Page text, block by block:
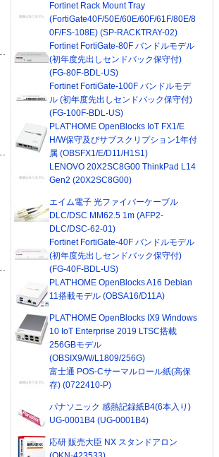
Fortinet Rack Mount Tray
(FortiGate40F/50E/60E/60F/61F/80E/8
0F/FS-108E) (SP-RACKTRAY-02)
Fortinet FortiGate-80F バンドルモデル
(初年度先出しセンドバック保守付)
(FG-80F-BDL-US)
Fortinet FortiGate-100F バンドルモデ
ル (初年度先出しセンドバック保守付)
(FG-100F-BDL-US)
PLAT'HOME OpenBlocks IoT FX1/E
H/W保守及びサブスクリプション1年付
属 (OBSFX1/E/D11/H1S1)
LENOVO 20X2SC8G00 ThinkPad L14
Gen2 (20X2SC8G00)
エイム電子 光ファイバーケーブル
DLC/DSC MM62.5 1m (AFP2-
DLC/DSC-62-01)
Fortinet FortiGate-40F バンドルモデル
(初年度先出しセンドバック保守付)
(FG-40F-BDL-US)
PLAT'HOME OpenBlocks A16 Debian
11搭載モデル (OBSA16/D11A)
PLAT'HOME OpenBlocks IX9 Windows
10 IoT Enterprise 2019 LTSC搭載
256GBモデル
(OBSIX9/W/L1809/256G)
富士通 POS-Cサーマルロール紙(高保
存) (0722410-P)
パナソニック 感熱記録紙B4(6本入り)
UG-0001B4 (UG-0001B4)
応研 販売大臣 NX スタンドアロン